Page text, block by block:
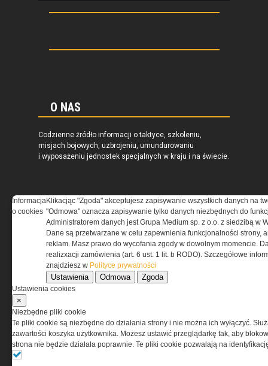
O NAS
Codzienne źródło informacji o taktyce, szkoleniu,
misjach bojowych, uzbrojeniu, umundurowaniu
i wyposażeniu jednostek specjalnych w kraju i na świecie.
REGULAMIN
Regulamin określa zasady korzystania z portalu
www.special-ops.pl
Korzystanie z portalu jest równoznaczne
przez Grupa MEDIUM Spółka z ograniczoną
odpowiedzialnością Spółka komandytowa, nr KRS:
0000537655, NIP 1132860378, REGON 146393437
(zwana dalej Grupa MEDIUM) w postaci Regulaminu.
Informacja
o cookies
Klikacjąc "Zgoda" akceptujesz zapisywanie wszystkich danych na
"Odmowa" oznacza zapisywanie tylko danych niezbędnych do
Administratorem danych jest Grupa Medium sp. z o.o. z siedzibą w
Dane są przetwarzane w celu zapewnienia funkcjonalności strony,
reklam. Masz prawo do wycofania zgody w dowolnym momencie.
realizxacji zamówienia (art. 6 ust. 1 lit. b RODO). Szczegółowe
znajdziesz w Polityce prywatności
Ustawienia Odmowa Zgoda
Ustawienia cookies
×
Niezbędne pliki cookie
Te pliki cookie są niezbędne do działania strony i nie można ich wyłączyć.
zawartości koszyka użytkownika. Możesz ustawić przeglądarkę tak, aby
strona nie będzie działała poprawnie. Te pliki cookie pozwalają na